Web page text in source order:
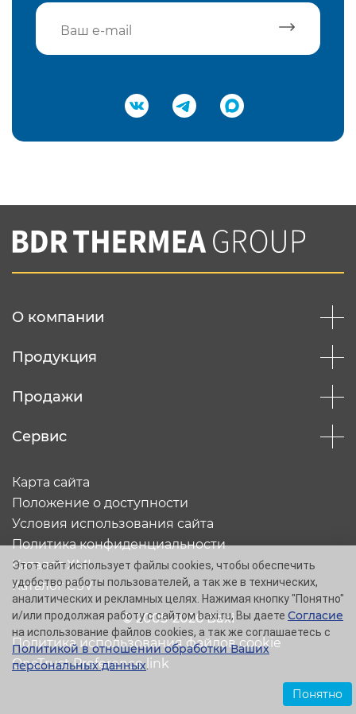
Подтвердить e-mail
Вы соглашаетесь с нашей политикой
конфеденциальности
О компании
Продукция
Продажи
Сервис
© 2005-2026 Baxi
Карта сайта
Положение о доступности
Условия использования сайта
Политика конфиденциальности
Каталог XML
Каталог CSV
Политика использования файлов cookie
OneTrust Preference link
Этот сайт использует файлы cookies, чтобы обеспечить
удобство работы пользователей, а так же в технических,
аналитических и рекламных целях. Нажимая кнопку "Понятно"
и/или продолжая работу с сайтом baxi.ru, Вы даете Согласие
на использование файлов cookies, а так же соглашаетесь с
Политикой в отношении обработки Ваших
персональных данных.
Понятно